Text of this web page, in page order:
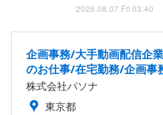
2026.08.07 Fri 03:40
企画事務/大手動画配信企
のお仕事/在宅勤務/企画事
株式会社パソナ
東京都